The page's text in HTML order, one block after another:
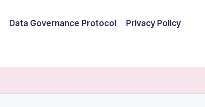
Data Governance Protocol Privacy Policy